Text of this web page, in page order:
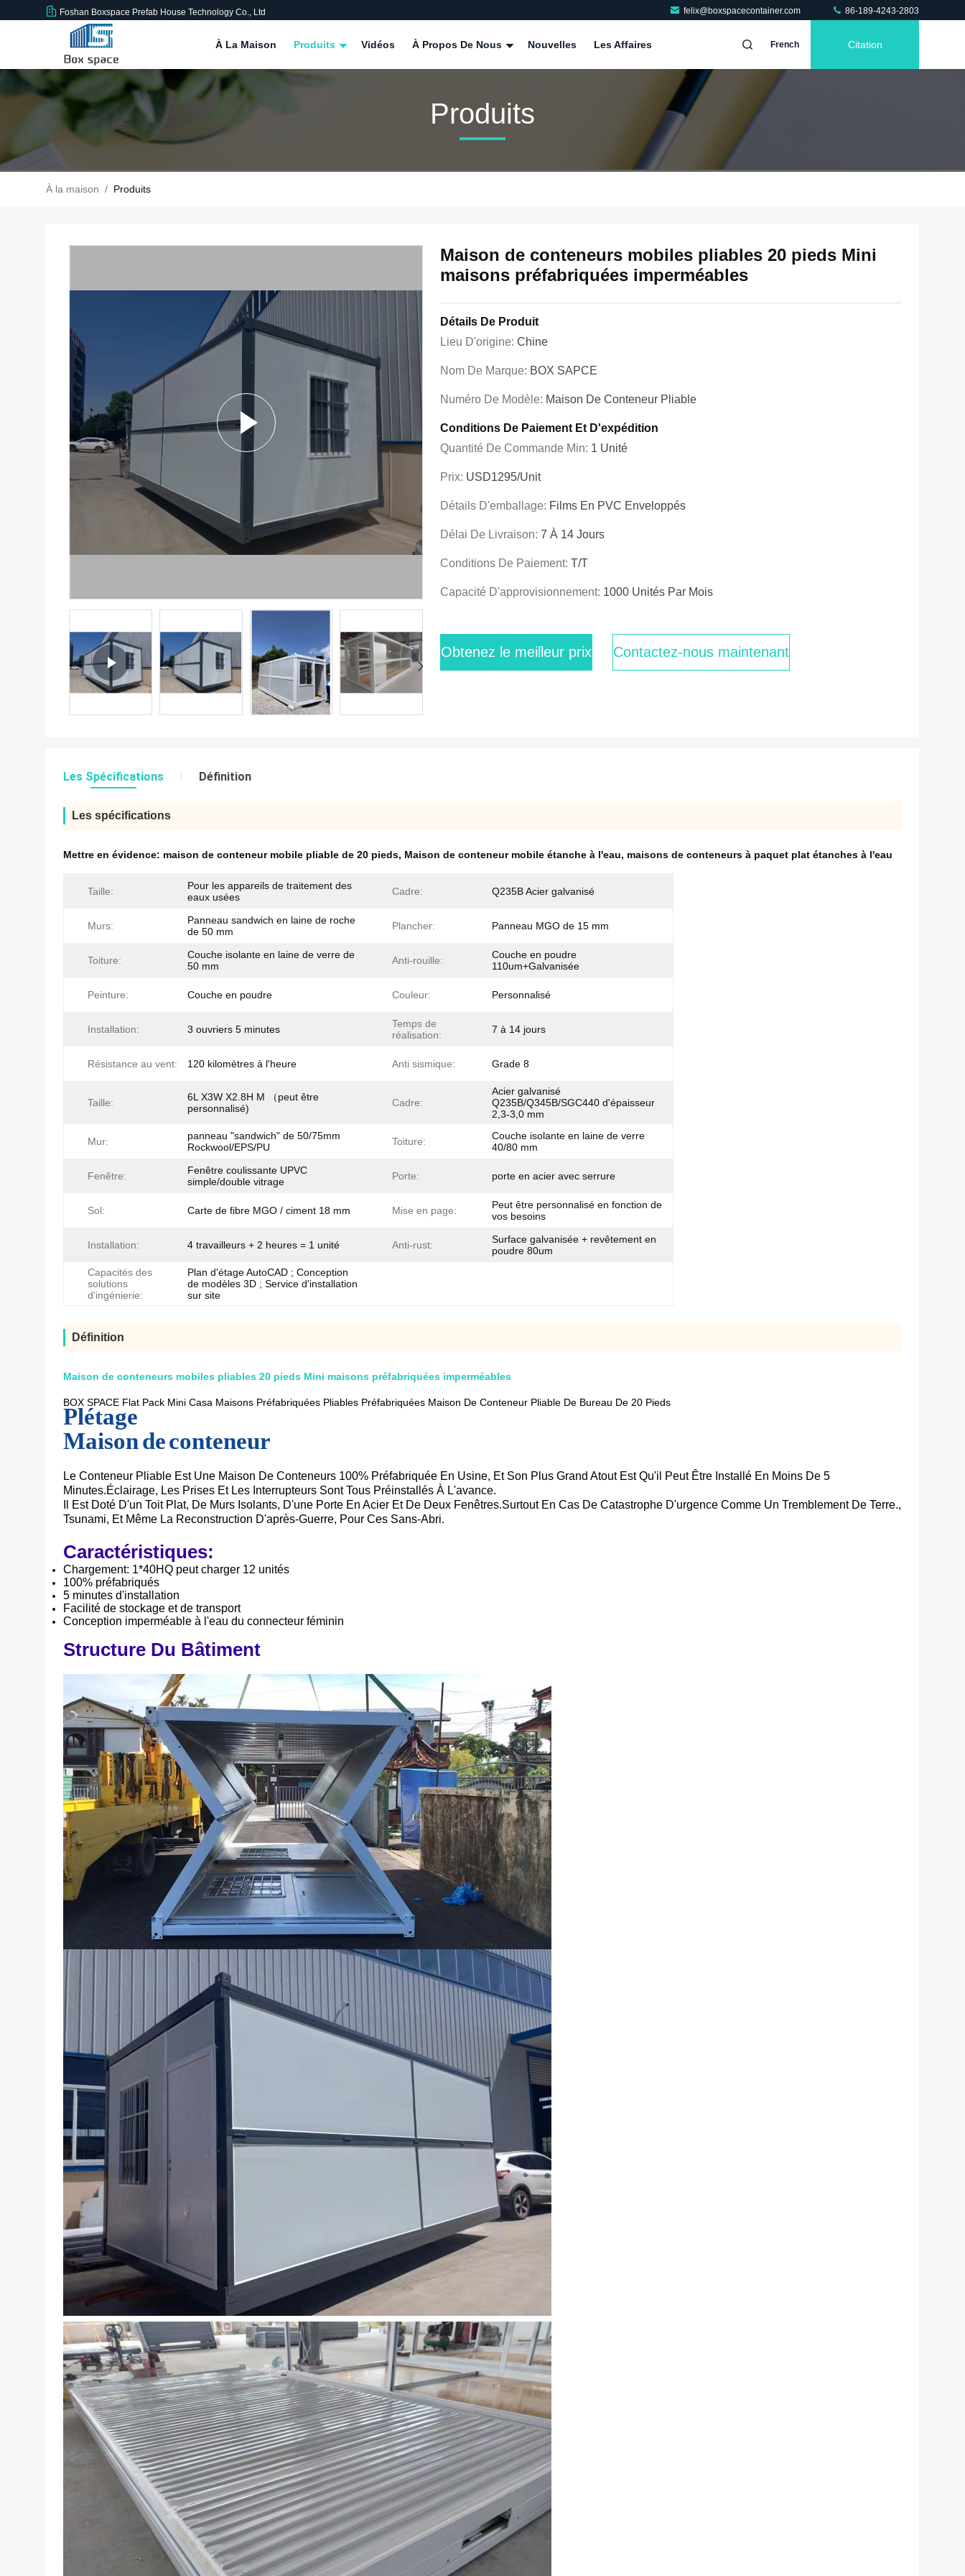
Foshan Boxspace Prefab House Technology Co., Ltd felix@boxspacecontainer.com 86-189-4243-2803
À La Maison Produits Vidéos À Propos De Nous Nouvelles Les Affaires French Citation
Produits
À la maison / Produits
Maison de conteneurs mobiles pliables 20 pieds Mini
maisons préfabriquées imperméables
Détails De Produit
Lieu D'origine: Chine
Nom De Marque: BOX SAPCE
Numéro De Modèle: Maison De Conteneur Pliable
Conditions De Paiement Et D'expédition
Quantité De Commande Min: 1 Unité
Prix: USD1295/unit
Détails D'emballage: Films En PVC Enveloppés
Délai De Livraison: 7 À 14 Jours
Conditions De Paiement: T/T
Capacité D'approvisionnement: 1000 Unités Par Mois
Obtenez le meilleur prix Contactez-nous maintenant
Les Spécifications Définition
Les spécifications
Mettre en évidence: maison de conteneur mobile pliable de 20 pieds, Maison de conteneur mobile étanche à l'eau, maisons de conteneurs à paquet plat étanches à l'eau
Taille:
Pour les appareils de traitement des
eaux usées
Cadre: Q235B Acier galvanisé
Murs:
Panneau sandwich en laine de roche
de 50 mm
Plancher: Panneau MGO de 15 mm
Toiture:
Couche isolante en laine de verre de
50 mm
Anti-rouille:
Couche en poudre
110um+Galvanisée
Peinture: Couche en poudre Couleur: Personnalisé
Installation: 3 ouvriers 5 minutes
Temps de
réalisation:
7 à 14 jours
Résistance au vent: 120 kilomètres à l'heure Anti sismique: Grade 8
Taille:
6L X3W X2.8H M （peut être
personnalisé)
Cadre:
Acier galvanisé
Q235B/Q345B/SGC440 d'épaisseur
2,3-3,0 mm
Mur:
panneau "sandwich" de 50/75mm
Rockwool/EPS/PU
Toiture:
Couche isolante en laine de verre
40/80 mm
Fenêtre:
Fenêtre coulissante UPVC
simple/double vitrage
Porte: porte en acier avec serrure
Sol: Carte de fibre MGO / ciment 18 mm Mise en page:
Peut être personnalisé en fonction de
vos besoins
Installation: 4 travailleurs + 2 heures = 1 unité Anti-rust:
Surface galvanisée + revêtement en
poudre 80um
Capacités des
solutions
d'ingénierie:
Plan d'étage AutoCAD ; Conception
de modèles 3D ; Service d'installation
sur site
Définition
Maison de conteneurs mobiles pliables 20 pieds Mini maisons préfabriquées imperméables
BOX SPACE Flat Pack Mini Casa Maisons Préfabriquées Pliables Préfabriquées Maison De Conteneur Pliable De Bureau De 20 Pieds
Plétage
Maison de conteneur
Le Conteneur Pliable Est Une Maison De Conteneurs 100% Préfabriquée En Usine, Et Son Plus Grand Atout Est Qu'il Peut Être Installé En Moins De 5
Minutes.éclairage, Les Prises Et Les Interrupteurs Sont Tous Préinstallés À L'avance.
Il Est Doté D'un Toit Plat, De Murs Isolants, D'une Porte En Acier Et De Deux Fenêtres.Surtout En Cas De Catastrophe D'urgence Comme Un Tremblement De Terre.,
Tsunami, Et Même La Reconstruction D'après-Guerre, Pour Ces Sans-Abri.
Caractéristiques:
Chargement: 1*40HQ peut charger 12 unités
100% préfabriqués
5 minutes d'installation
Facilité de stockage et de transport
Conception imperméable à l'eau du connecteur féminin
Structure Du Bâtiment